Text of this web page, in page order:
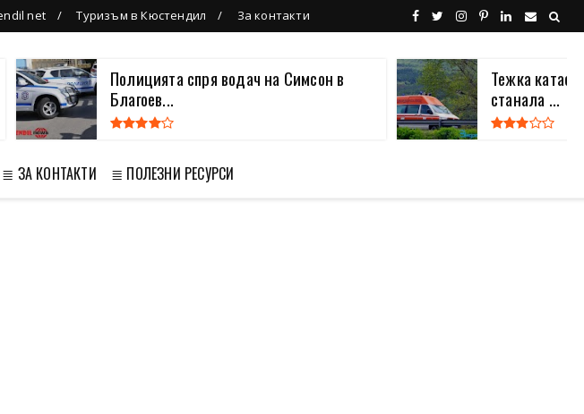
net Туризъм в Кюстендил За контакти
Полицията спря водач на Симсон в
Благоев...
Тежка
станала ...
≣ ЗА КОНТАКТИ ≣ ПОЛЕЗНИ РЕСУРСИ